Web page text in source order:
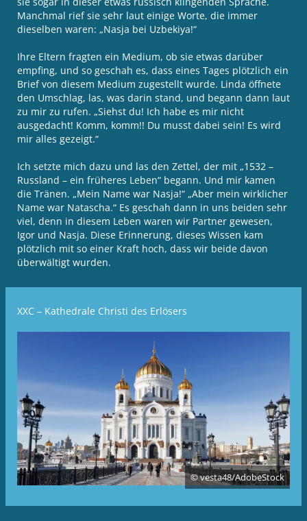
Manchmal rief sie sehr laut einige Worte, die immer
dieselben waren: „Nasja bei Uzbekiya!“
Ihre Eltern fragten ein Medium, ob sie etwas darüber
empfing, und so geschah es, dass eines Tages plötzlich ein
Brief von diesem Medium zugestellt wurde. Linda öffnete
den Umschlag, las, was darin stand, und begann dann laut
zu mir zu rufen. „Siehst du! Ich habe es mir nicht
ausgedacht! Komm, komm!! Du musst dabei sein! Es wird
mir alles gezeigt.“
Ich setzte mich dazu und las den Zettel, der mit „1532 –
Russland – ein früheres Leben“ begann. Und mir kamen
die Tränen. „Mein Name war Nasja!“ „Aber mein wirklicher
Name war Natascha.“ Es geschah dann in uns beiden sehr
viel, denn in diesem Leben waren wir Partner gewesen,
Igor und Nasja. Diese Erinnerung, dieses Wissen kam
plötzlich mit so einer Kraft hoch, dass wir beide davon
überwältigt wurden.
XXC – Kathedrale Christi des Erlösers
© vesta48/AdobeStock